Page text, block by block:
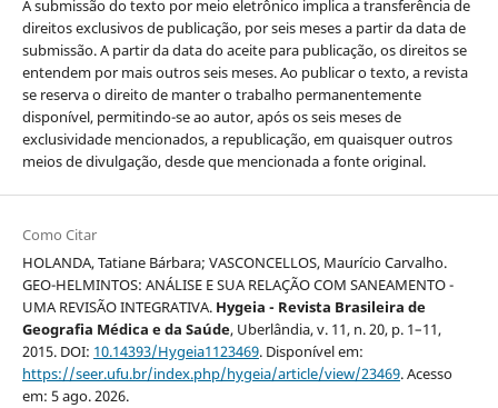
A submissão do texto por meio eletrônico implica a transferência de
direitos exclusivos de publicação, por seis meses a partir da data de
submissão. A partir da data do aceite para publicação, os direitos se
entendem por mais outros seis meses. Ao publicar o texto, a revista
se reserva o direito de manter o trabalho permanentemente
disponível, permitindo-se ao autor, após os seis meses de
exclusividade mencionados, a republicação, em quaisquer outros
meios de divulgação, desde que mencionada a fonte original.
Como Citar
HOLANDA, Tatiane Bárbara; VASCONCELLOS, Maurício Carvalho.
GEO-HELMINTOS: ANÁLISE E SUA RELAÇÃO COM SANEAMENTO -
UMA REVISÃO INTEGRATIVA. Hygeia - Revista Brasileira de
Geografia Médica e da Saúde, Uberlândia, v. 11, n. 20, p. 1–11,
2015. DOI: 10.14393/Hygeia1123469. Disponível em:
https://seer.ufu.br/index.php/hygeia/article/view/23469. Acesso
em: 5 ago. 2026.